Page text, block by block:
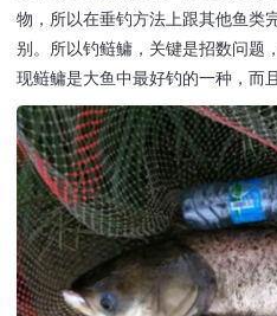
物，所以在垂钓方法上跟其他鱼类
别。所以钓鲢鳙，关键是招数问题
现鲢鳙是大鱼中最好钓的一种，而